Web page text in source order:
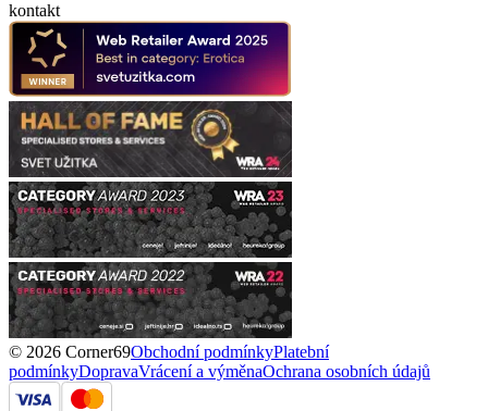
kontakt
© 2026 Corner69Obchodní podmínkyPlatební
podmínkyDopravaVrácení a výměnaOchrana osobních údajů